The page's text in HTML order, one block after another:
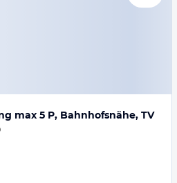
max 5 P, Bahnhofsnähe, TV